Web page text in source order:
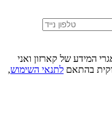
המידע של קארזון ואני
בהתאם לתנאי השימוש,